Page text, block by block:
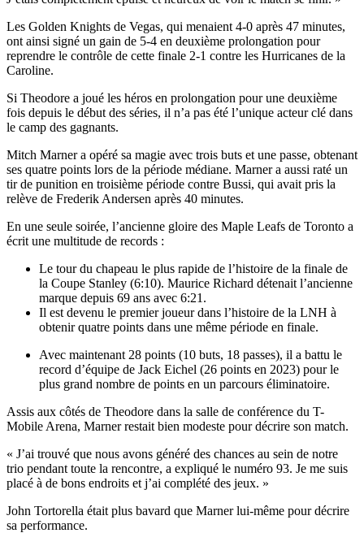
Les Golden Knights de Vegas, qui menaient 4-0 après 47 minutes,
ont ainsi signé un gain de 5-4 en deuxième prolongation pour
reprendre le contrôle de cette finale 2-1 contre les Hurricanes de la
Caroline.
Si Theodore a joué les héros en prolongation pour une deuxième
fois depuis le début des séries, il n’a pas été l’unique acteur clé dans
le camp des gagnants.
Mitch Marner a opéré sa magie avec trois buts et une passe, obtenant
ses quatre points lors de la période médiane. Marner a aussi raté un
tir de punition en troisième période contre Bussi, qui avait pris la
relève de Frederik Andersen après 40 minutes.
En une seule soirée, l’ancienne gloire des Maple Leafs de Toronto a
écrit une multitude de records :
Le tour du chapeau le plus rapide de l’histoire de la finale de
la Coupe Stanley (6:10). Maurice Richard détenait l’ancienne
marque depuis 69 ans avec 6:21.
Il est devenu le premier joueur dans l’histoire de la LNH à
obtenir quatre points dans une même période en finale.
Avec maintenant 28 points (10 buts, 18 passes), il a battu le
record d’équipe de Jack Eichel (26 points en 2023) pour le
plus grand nombre de points en un parcours éliminatoire.
Assis aux côtés de Theodore dans la salle de conférence du T-
Mobile Arena, Marner restait bien modeste pour décrire son match.
« J’ai trouvé que nous avons généré des chances au sein de notre
trio pendant toute la rencontre, a expliqué le numéro 93. Je me suis
placé à de bons endroits et j’ai complété des jeux. »
John Tortorella était plus bavard que Marner lui-même pour décrire
sa performance.